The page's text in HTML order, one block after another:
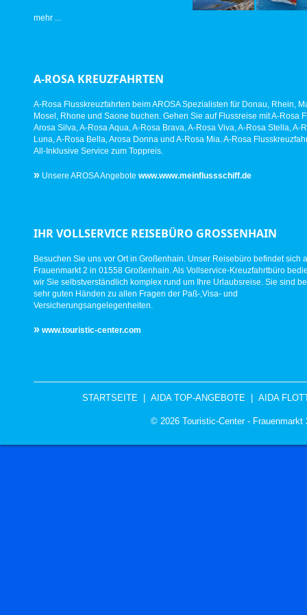
mehr ...
A-ROSA KREUZFAHRTEN
A-Rosa Flusskreuzfahrten beim AROSA Spezialisten für Donau, Rhein,
Mosel, Rhone und Saone buchen. Gehen Sie auf Flussreise mit A-Rosa
Arosa Silva, A-Rosa Aqua, A-Rosa Brava, A-Rosa Viva, A-Rosa Stella, A-
Luna, A-Rosa Bella, Arosa Donna und A-Rosa Mia. A-Rosa
All-Inklusive Service zum Toppreis.
» Unsere AROSA Angebote www.www.meinflussschiff.de
IHR VOLLSERVICE REISEBÜRO GROSSENHAIN
Besuchen Sie uns vor Ort in Großenhain. Unser Reisebüro befindet sich
Frauenmarkt 2 in 01558 Großenhain. Als Vollservice-Kreuzfahrtbüro
wir Sie selbstverständlich komplex rund um Ihre Urlaubsreise. Sie sind
sehr guten Händen zu allen Fragen der Paß-,Visa- und
Versicherungsangelegenheiten.
» www.touristic-center.com
STARTSEITE| AIDA TOP-ANGEBOTE| AIDA
© 2026 Touristic-Center -